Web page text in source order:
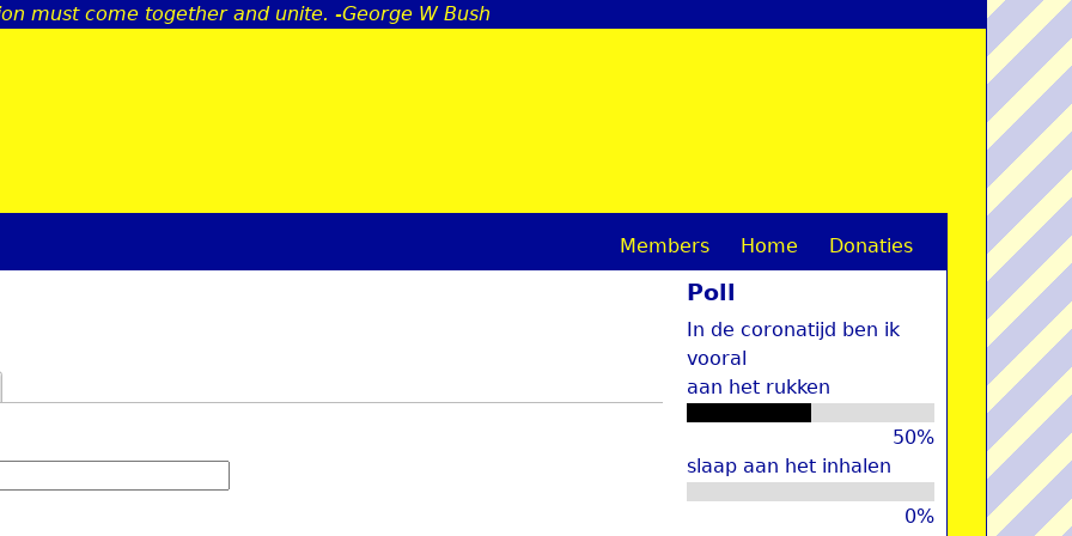
Jump to navigation
must come together and unite. -George W Bush
M
Members Home Donaties
Poll
In de coronatijd ben ik
vooral
aan het rukken
50%
slaap aan het inhalen
0%